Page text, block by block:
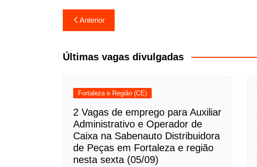
Navegação
de
Post
Anterior
Últimas vagas divulgadas
Fortaleza e Região (CE)
2 Vagas de emprego para Auxiliar
Administrativo e Operador de
Caixa na Sabenauto Distribuidora
de Peças em Fortaleza e região
nesta sexta (05/09)